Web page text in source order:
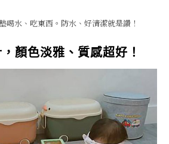
喝水、吃東西。防水、好清潔就是讚！
顏色淡雅、質感超好！